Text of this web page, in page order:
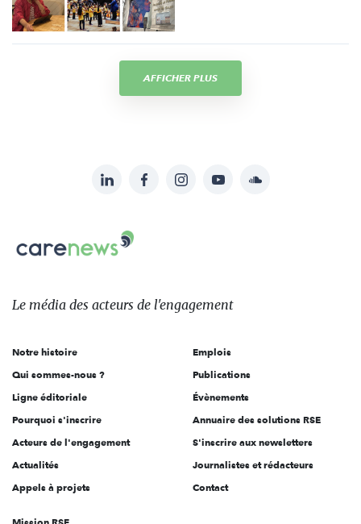
AFFICHER PLUS
sur:
LinkedInFacebookInstagramYouTubeSoundcloud
Carenews,
Le
des
l'engagement
Le média des acteurs de l'engagement
Notre histoire
Qui sommes-nous ?
Ligne éditoriale
Pourquoi s'inscrire
Acteurs de l'engagement
Actualités
Appels à projets
Emplois
Publications
Évènements
Annuaire des solutions RSE
S'inscrire aux newsletters
Journalistes et rédacteurs
Contact